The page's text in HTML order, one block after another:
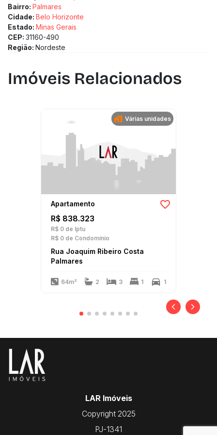
Bairro: Palmares
Cidade: Belo Horizonte
Estado: Minas Gerais
CEP: 31160-490
Região: Nordeste
Imóveis Relacionados
Várias unidades
Apartamento
R$ 838.323
R$ 0 de Iptu
R$ 0 de Condomínio
Rua Joaquim Ribeiro Costa
Palmares
64m² 2 3 1 1
LAR Imóveis
Copyright 2025
PJ-1341